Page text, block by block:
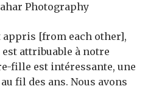
Photography
appris [from each other],
attribuable à notre
fille est intéressante, une
fil des ans. Nous avons